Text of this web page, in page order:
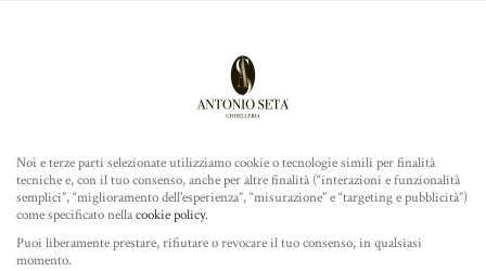
ROLEX
TUDOR
GIOIELLERIA
Home/Gioielleria/Gioielli Marco Bicego
Lunaria
Noi e terze parti selezionate utilizziamo cookie o tecnologie simili per finalità
tecniche e, con il tuo consenso, anche per altre finalità (“interazioni e funzionalità
semplici”, “miglioramento dell'esperienza”, “misurazione” e “targeting e pubblicità”)
come specificato nellacookie policy.
Puoi liberamente prestare, rifiutare o revocare il tuo consenso, in qualsiasi
momento.